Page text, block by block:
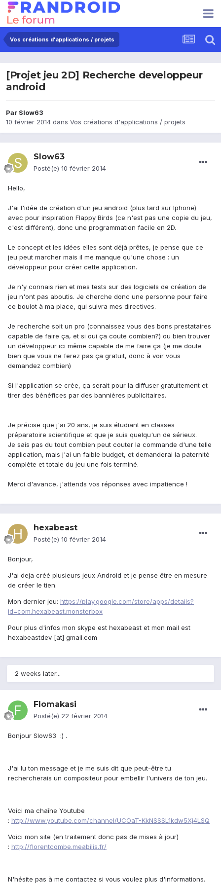
Vos créations d'applications / projets
[Projet jeu 2D] Recherche developpeur
android
Par Slow63
10 février 2014 dans Vos créations d'applications / projets
Slow63
Posté(e) 10 février 2014
Hello,
J'ai l'idée de création d'un jeu android (plus tard sur Iphone)
avec pour inspiration Flappy Birds (ce n'est pas une copie du jeu,
c'est différent), donc une programmation facile en 2D.
Le concept et les idées elles sont déjà prêtes, je pense que ce
jeu peut marcher mais il me manque qu'une chose : un
développeur pour créer cette application.
Je n'y connais rien et mes tests sur des logiciels de création de
jeu n'ont pas aboutis. Je cherche donc une personne pour faire
ce boulot à ma place, qui suivra mes directives.
Je recherche soit un pro (connaissez vous des bons prestataires
capable de faire ça, et si oui ça coute combien?) ou bien trouver
un développeur ici même capable de me faire ça (je me doute
bien que vous ne ferez pas ça gratuit, donc à voir vous
demandez combien)
Si l'application se crée, ça serait pour la diffuser gratuitement et
tirer des bénéfices par des bannières publicitaires.
Je précise que j'ai 20 ans, je suis étudiant en classes
préparatoire scientifique et que je suis quelqu'un de sérieux.
Je sais pas du tout combien peut couter la commande d'une telle
application, mais j'ai un faible budget, et demanderai la paternité
complète et totale du jeu une fois terminé.
Merci d'avance, j'attends vos réponses avec impatience !
hexabeast
Posté(e) 10 février 2014
Bonjour,
J'ai deja créé plusieurs jeux Android et je pense être en mesure
de créer le tien.
Mon dernier jeu: https://play.google.com/store/apps/details?
id=com.hexabeast.monsterbox
Pour plus d'infos mon skype est hexabeast et mon mail est
hexabeastdev [at] gmail.com
2 weeks later...
Flomakasi
Posté(e) 22 février 2014
Bonjour Slow63 :) .
J'ai lu ton message et je me suis dit que peut-être tu
rechercherais un compositeur pour embellir l'univers de ton jeu.
Voici ma chaîne Youtube
: http://www.youtube.com/channel/UCOaT-KkNSSSL1kdw5Xj4LSQ
Voici mon site (en traitement donc pas de mises à jour)
: http://florentcombe.meabilis.fr/
N'hésite pas à me contactez si vous voulez plus d'informations.